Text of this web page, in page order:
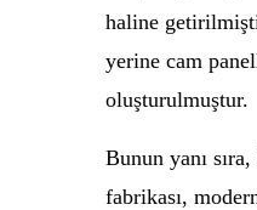
haline
yerine cam
oluşturulmuştur.
Bunun yanı
fabrikası,